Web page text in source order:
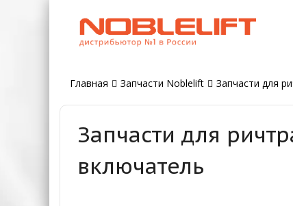
Главная Запчасти Noblelift Запчасти для
Запчасти для
включатель